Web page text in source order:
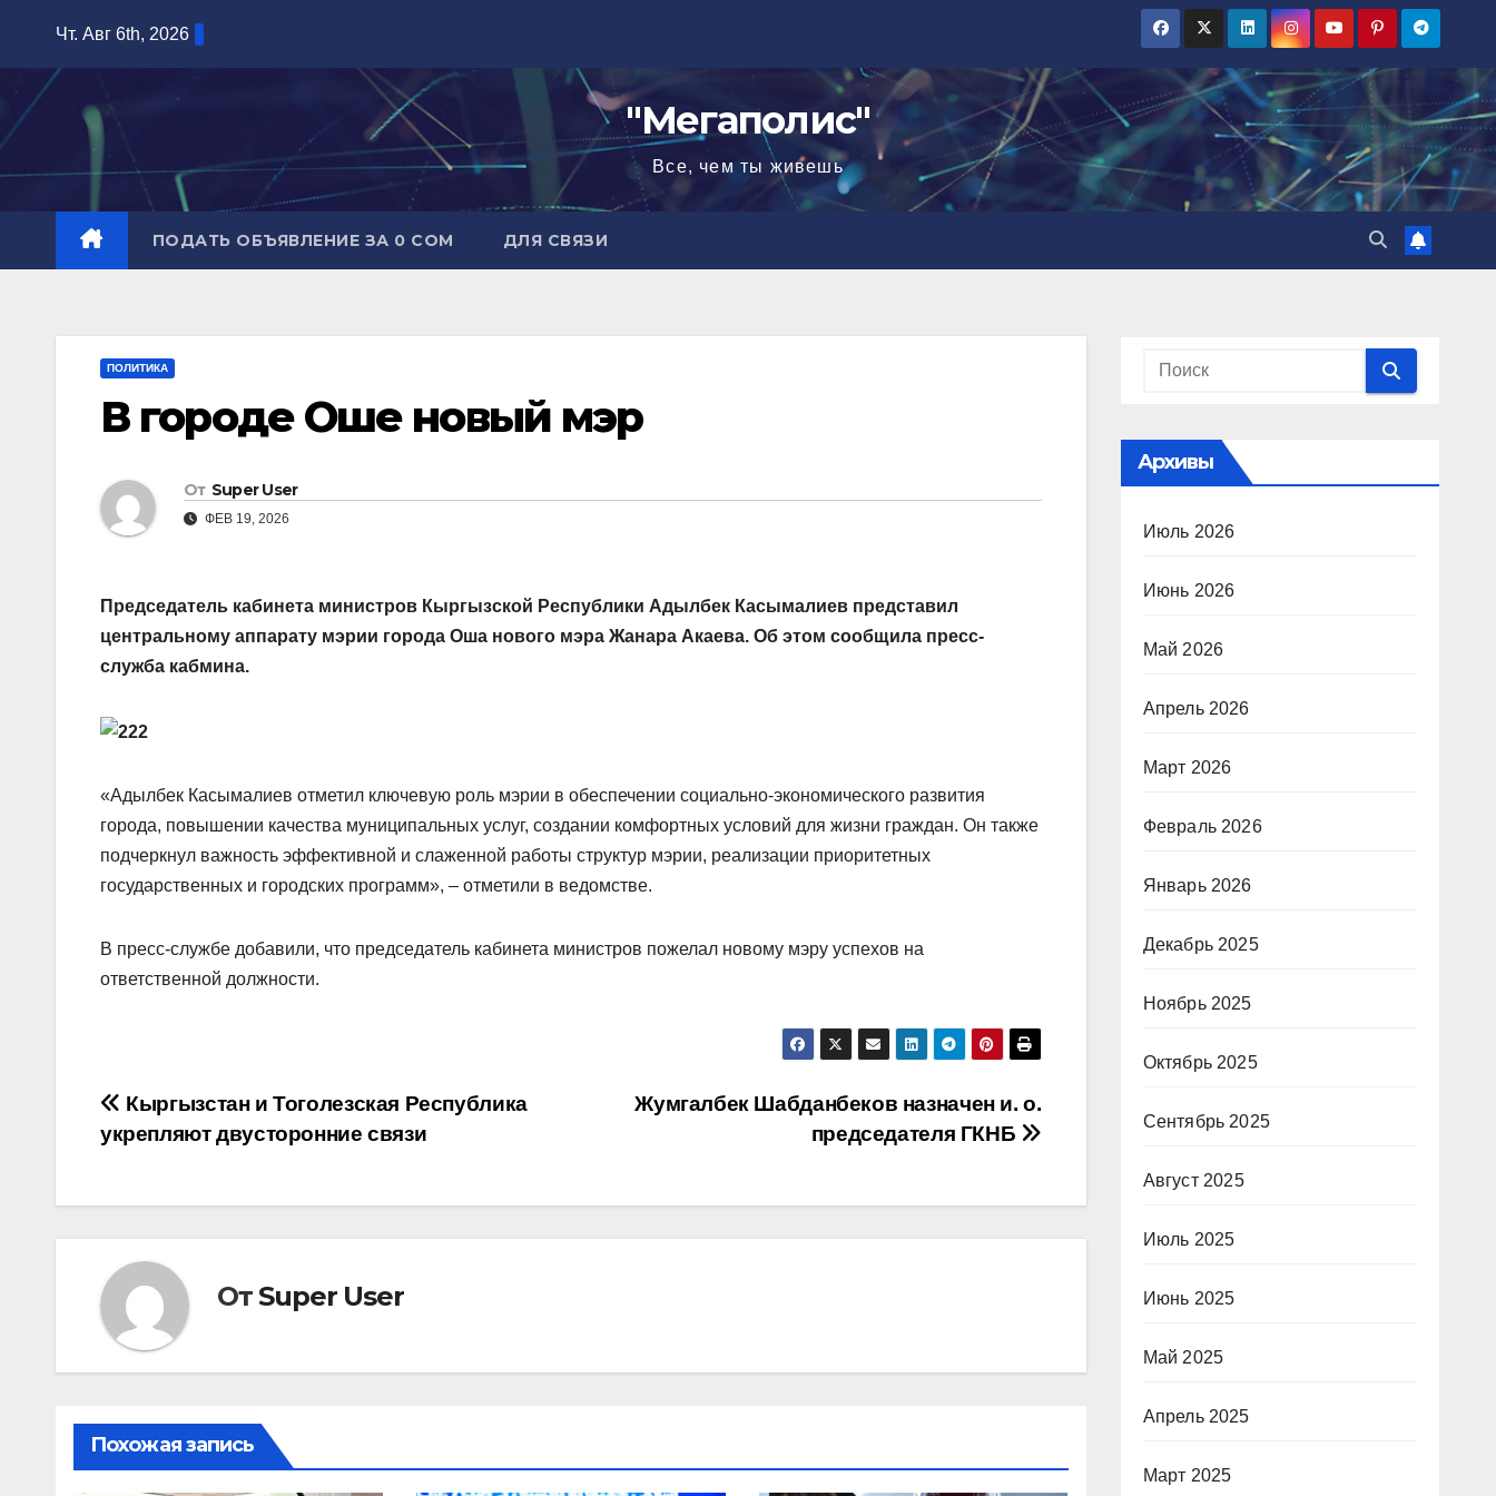
содержимому
Чт. Авг 6th, 2026
"Мегаполис"
Все, чем ты живешь
ПОДАТЬ ОБЪЯВЛЕНИЕ ЗА 0 СОМ ДЛЯ СВЯЗИ
ПОЛИТИКА
В городе Оше новый мэр
От Super User
ФЕВ 19, 2026
Председатель кабинета министров Кыргызской Республики Адылбек Касымалиев представил
центральному аппарату мэрии города Оша нового мэра Жанара Акаева. Об этом сообщила пресс-
служба кабмина.
«Адылбек Касымалиев отметил ключевую роль мэрии в обеспечении социально-экономического развития
города, повышении качества муниципальных услуг, создании комфортных условий для жизни граждан. Он также
подчеркнул важность эффективной и слаженной работы структур мэрии, реализации приоритетных
государственных и городских программ», – отметили в ведомстве.
В пресс-службе добавили, что председатель кабинета министров пожелал новому мэру успехов на
ответственной должности.
Навигация
по
записям
Жумгалбек Шабданбеков назначен и. о.
председателя ГКНБ
Кыргызстан и Тоголезская Республика
укрепляют двусторонние связи
От Super User
Похожая запись
Архивы
Июль 2026
Июнь 2026
Май 2026
Апрель 2026
Март 2026
Февраль 2026
Январь 2026
Декабрь 2025
Ноябрь 2025
Октябрь 2025
Сентябрь 2025
Август 2025
Июль 2025
Июнь 2025
Май 2025
Апрель 2025
Март 2025